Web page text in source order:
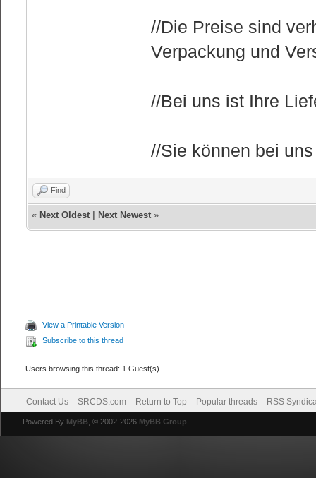
//Die Preise sind
Verpackung und
//Bei uns ist Ihre
//Sie können bei
Find
« Next Oldest| Next Newest»
View a Printable Version
Subscribe to this thread
Users browsing this thread: 1 Guest(s)
Contact Us SRCDS.com Return to Top Popular threads RSS
Powered By MyBB , © 2002-2026 MyBB Group